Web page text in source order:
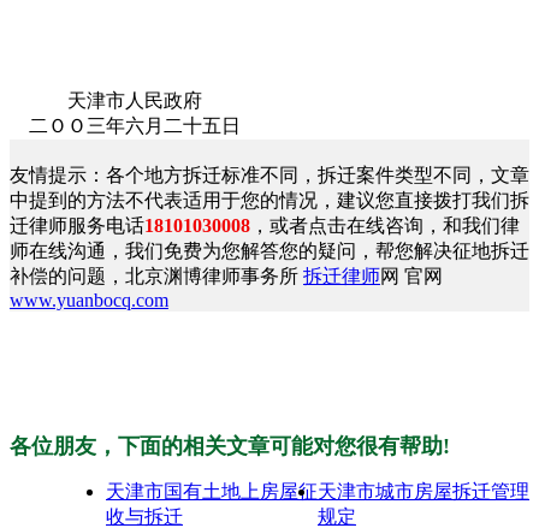
天津市人民政府
二ＯＯ三年六月二十五日
友情提示：各个地方拆迁标准不同，拆迁案件类型不同，文章
中提到的方法不代表适用于您的情况，建议您直接拨打我们拆
迁律师服务电话18101030008 ，或者点击在线咨询，和我们律
师在线沟通，我们免费为您解答您的疑问，帮您解决征地拆迁
补偿的问题，北京渊博律师事务所 拆迁律师网 官网
www.yuanbocq.com
各位朋友，下面的相关文章可能对您很有帮助!
天津市国有土地上房屋征
收与拆迁
天津市城市房屋拆迁管理
规定